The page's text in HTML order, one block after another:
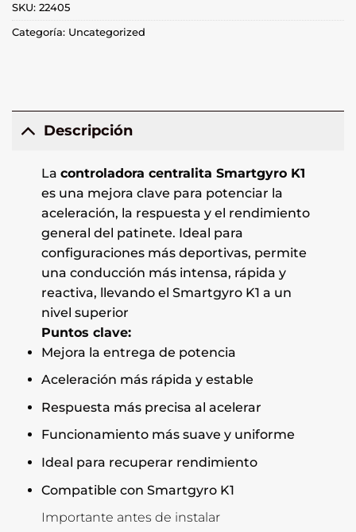
SKU: 22405
Categoría: Uncategorized
Descripción
La controladora centralita Smartgyro K1
es una mejora clave para potenciar la
aceleración, la respuesta y el rendimiento
general del patinete. Ideal para
configuraciones más deportivas, permite
una conducción más intensa, rápida y
reactiva, llevando el Smartgyro K1 a un
nivel superior
Puntos clave:
Mejora la entrega de potencia
Aceleración más rápida y estable
Respuesta más precisa al acelerar
Funcionamiento más suave y uniforme
Ideal para recuperar rendimiento
Compatible con Smartgyro K1
Importante antes de instalar